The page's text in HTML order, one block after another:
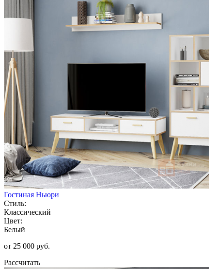
Гостиная Ньюри
Стиль:
Классический
Цвет:
Белый
от 25 000 руб.
Рассчитать